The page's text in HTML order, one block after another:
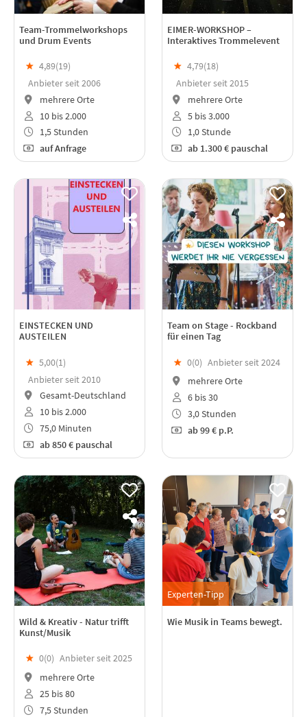
Team-Trommelworkshops
und Drum Events
★ 4,89(19)
Anbieter seit 2006
mehrere Orte
10 bis 2.000
1,5 Stunden
auf Anfrage
EIMER-WORKSHOP –
Interaktives Trommelevent
★ 4,79(18)
Anbieter seit 2015
mehrere Orte
5 bis 3.000
1,0 Stunde
ab1.300 € pauschal
EINSTECKEN UND
AUSTEILEN
★ 5,00(1)
Anbieter seit 2010
Gesamt-Deutschland
10 bis 2.000
75,0 Minuten
ab850 € pauschal
Team on Stage - Rockband
für einen Tag
★ 0(0) Anbieter seit 2024
mehrere Orte
6 bis 30
3,0 Stunden
ab99 € p.P.
Wild & Kreativ - Natur trifft
Kunst/Musik
★ 0(0) Anbieter seit 2025
mehrere Orte
25 bis 80
7,5 Stunden
Experten-Tipp
Wie Musik in Teams bewegt.